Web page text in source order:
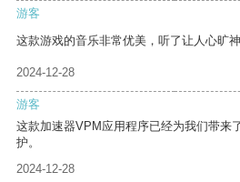
游客
这款游戏的音乐非常优美，听了让人心旷神
2024-12-28
游客
这款加速器VPM应用程序已经为我们带来
护。
2024-12-28